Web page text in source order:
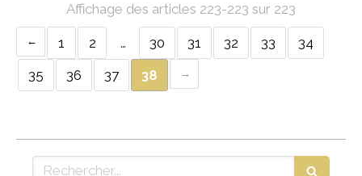
Affichage des articles 223-223 sur 223
1 2 … 30 31 32 33
34
35
36 37 38
Rechercher